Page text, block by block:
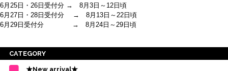
6月25日・26日受付分 → 8月3日～12日頃
6月27日・28日受付分 → 8月13日～22日頃
6月29日受付分 → 8月24日～29日頃
※ご注意
CATEGORY
★New arrival★